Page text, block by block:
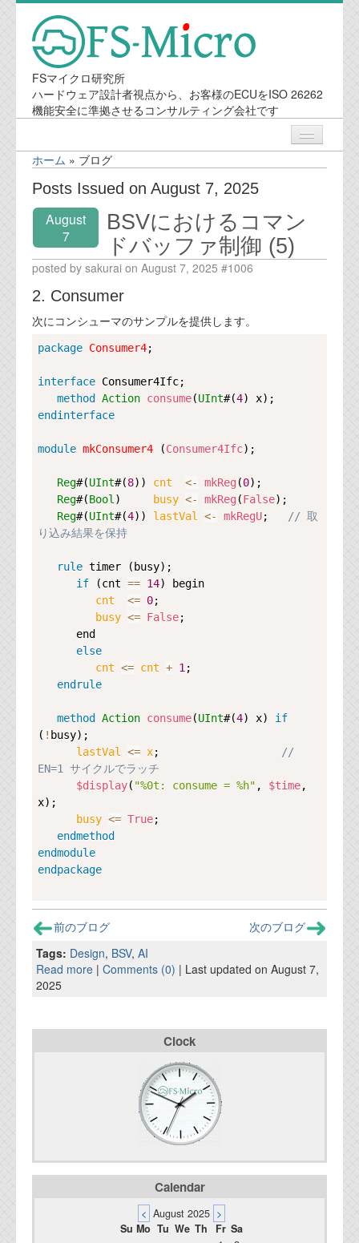
FSマイクロ研究所
ハードウェア設計者視点から、お客様のECUをISO 26262
機能安全に準拠させるコンサルティング会社です
ニュース
業務内容
機能安全コンサルティング
会社案内
会社概要
オフィス
機能安全ブログ
テクノロジ
外部投稿記事
ブログテーマ
技術文書
資料閲覧パスワードをお問い合わせ頂き
ログインをお願い致します。アカウント
名は"opendocument"です。
機能安全用語集
設計用語集
オンラインショップ
お問い合わせフォーム
ホーム » ブログ
Posts Issued on August 7, 2025
August
7
BSVにおけるコマン
ドバッファ制御 (5)
posted by sakurai on August 7, 2025 #1006
2. Consumer
次にコンシューマのサンプルを提供します。
package Consumer4;
interface Consumer4Ifc;
method
Action consume(UInt#(4
endinterface
module mkConsumer4 (Consumer4Ifc);
Reg#(UInt#(8)) cnt <- mkReg (0);
Reg#(Bool ) busy <- mkReg (False);
Reg#(UInt#(4)) lastVal <- mkRegU;
// 取
り込み結果を保持
rule timer (busy);
if (cnt == 14) begin
cnt <= 0;
busy <= False;
else
cnt <= cnt + 1 ;
endrule
method Action consume(UInt#(4) x) if
( ! busy);
lastVal <= x;
//
EN=1 サイクルでラッチ
$display( "%0t: consume = %h" , $time,
x);
busy <= True;
endmethod
endmodule
endpackage
前のブログ
次のブログ
Tags: Design, BSV, AI
Read more | Comments (0) | Last updated on August 7,
2025
Clock
Calendar
< August 2025 >
Su Mo Tu We Th Fr Sa